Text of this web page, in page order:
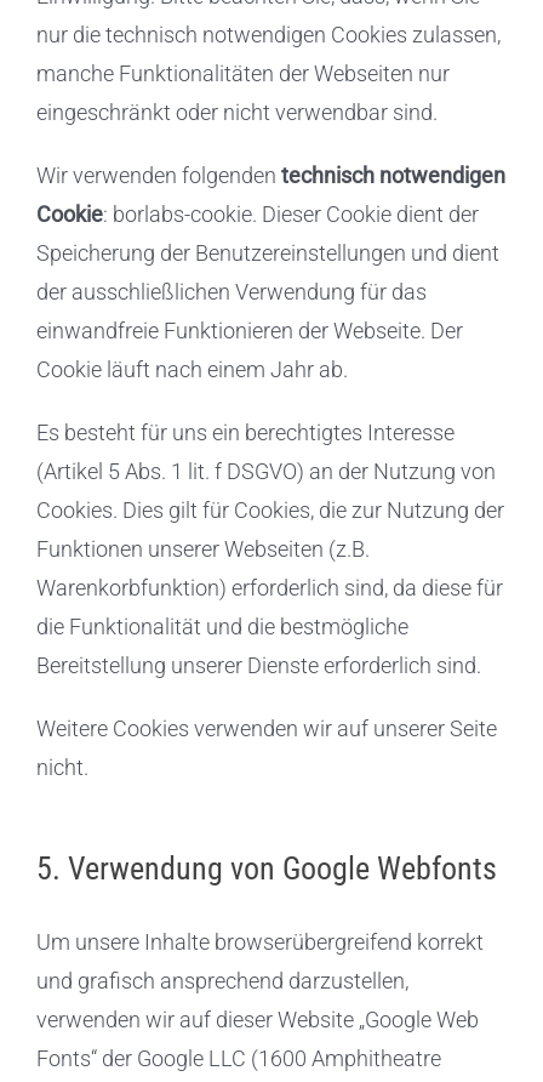
nur die technisch notwendigen Cookies zulassen,
manche Funktionalitäten der Webseiten nur
eingeschränkt oder nicht verwendbar sind.
Wir verwenden folgenden technisch notwendigen
Cookie: borlabs-cookie. Dieser Cookie dient der
Speicherung der Benutzereinstellungen und dient
der ausschließlichen Verwendung für das
einwandfreie Funktionieren der Webseite. Der
Cookie läuft nach einem Jahr ab.
Es besteht für uns ein berechtigtes Interesse
(Artikel 5 Abs. 1 lit. f DSGVO) an der Nutzung von
Cookies. Dies gilt für Cookies, die zur Nutzung der
Funktionen unserer Webseiten (z.B.
Warenkorbfunktion) erforderlich sind, da diese für
die Funktionalität und die bestmögliche
Bereitstellung unserer Dienste erforderlich sind.
Weitere Cookies verwenden wir auf unserer Seite
nicht.
5. Verwendung von Google Webfonts
Um unsere Inhalte browserübergreifend korrekt
und grafisch ansprechend darzustellen,
verwenden wir auf dieser Website „Google Web
Fonts“ der Google LLC (1600 Amphitheatre